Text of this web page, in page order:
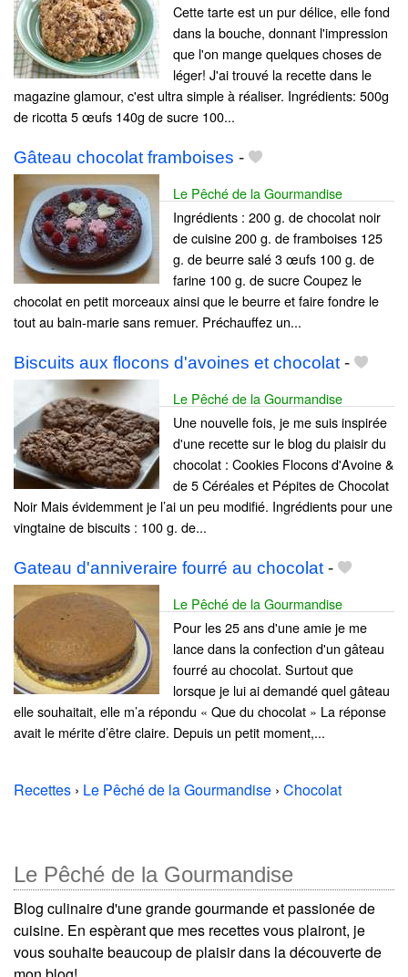
Cette tarte est un pur délice, elle fond
dans la bouche, donnant l'impression
que l'on mange quelques choses de
léger! J'ai trouvé la recette dans le
magazine glamour, c'est ultra simple à réaliser. Ingrédients: 500g
de ricotta 5 œufs 140g de sucre 100...
Gâteau chocolat framboises -
Le Pêché de la Gourmandise
Ingrédients : 200 g. de chocolat noir
de cuisine 200 g. de framboises 125
g. de beurre salé 3 œufs 100 g. de
farine 100 g. de sucre Coupez le
chocolat en petit morceaux ainsi que le beurre et faire fondre le
tout au bain-marie sans remuer. Préchauffez un...
Biscuits aux flocons d'avoines et chocolat -
Le Pêché de la Gourmandise
Une nouvelle fois, je me suis inspirée
d'une recette sur le blog du plaisir du
chocolat : Cookies Flocons d'Avoine &
de 5 Céréales et Pépites de Chocolat
Noir Mais évidemment je l’ai un peu modifié. Ingrédients pour une
vingtaine de biscuits : 100 g. de...
Gateau d'anniveraire fourré au chocolat-
Le Pêché de la Gourmandise
Pour les 25 ans d'une amie je me
lance dans la confection d'un gâteau
fourré au chocolat. Surtout que
lorsque je lui ai demandé quel gâteau
elle souhaitait, elle m’a répondu « Que du chocolat » La réponse
avait le mérite d’être claire. Depuis un petit moment,...
Recettes › Le Pêché de la Gourmandise › Chocolat
Le Pêché de la Gourmandise
Blog culinaire d'une grande gourmande et passionée de
cuisine. En espèrant que mes recettes vous plairont, je
vous souhaite beaucoup de plaisir dans la découverte de